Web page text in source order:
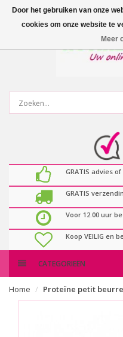
0artikelen
GRATIS advies
GRATIS
Voor 12.00 uur
Koop VEILIG en
CATEGORIEËN
Home Proteïne petit
Door het gebruiken van onze
cookies om onze website te
Meer